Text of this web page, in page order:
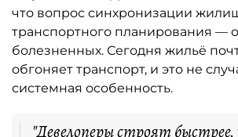
что вопрос синхронизации
транспортного планирования —
болезненных. Сегодня жильё
обгоняет транспорт, и это не
системная особенность.
"Девелоперы строят быстрее,